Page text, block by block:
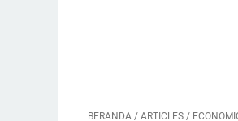
BERANDA / ARTICLES /